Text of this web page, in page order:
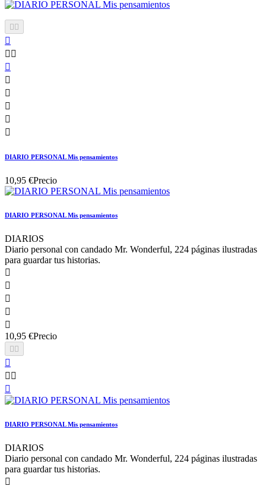
 

 






DIARIO PERSONAL Mis pensamientos
10,95 €Precio
DIARIO PERSONAL Mis pensamientos
DIARIOS
Diario personal con candado Mr. Wonderful, 224 páginas ilustradas
para guardar tus historias.





10,95 €Precio
 

 

DIARIO PERSONAL Mis pensamientos
DIARIOS
Diario personal con candado Mr. Wonderful, 224 páginas ilustradas
para guardar tus historias.
